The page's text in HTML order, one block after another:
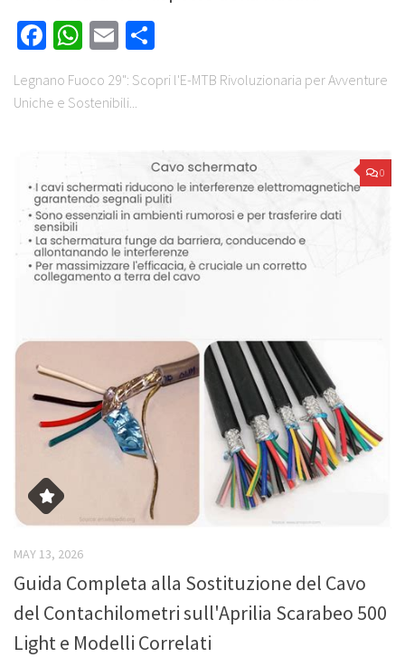
Facebook
WhatsApp
Email
Legnano Fuoco 29": Scopri l'E-MTB Rivoluzionaria per Avventure
Uniche e Sostenibili...
0
MAY 13, 2026
Guida Completa alla Sostituzione del Cavo
del Contachilometri sull'Aprilia Scarabeo 500
Light e Modelli Correlati